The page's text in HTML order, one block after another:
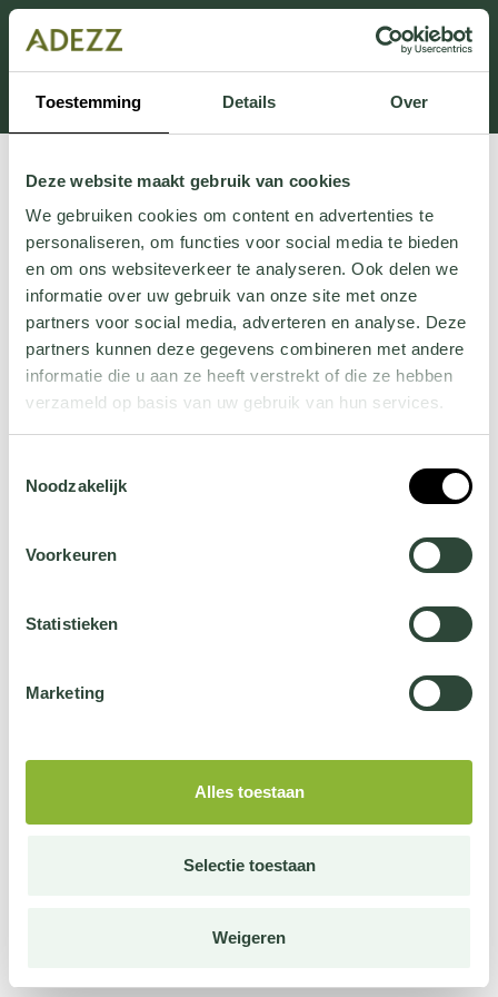
Toestemming Details Over
Deze website maakt gebruik van cookies
We gebruiken cookies om content en advertenties te
personaliseren, om functies voor social media te bieden
en om ons websiteverkeer te analyseren. Ook delen we
informatie over uw gebruik van onze site met onze
partners voor social media, adverteren en analyse. Deze
partners kunnen deze gegevens combineren met andere
informatie die u aan ze heeft verstrekt of die ze hebben
verzameld op basis van uw gebruik van hun services.
jehier.
Noodzakelijk
Voorkeuren
Statistieken
Marketing
Alles toestaan
Selectie toestaan
Weigeren
Dit onderdeel is momenteel in onderhoud.
Als je informatie mist kun je ons bellen +31 413 274
168 of mailen
Customersupport@adezz.com.